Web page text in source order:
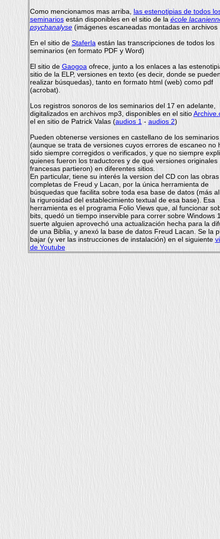
Como mencionamos mas arriba, las estenotipias de todos
seminariosestán disponibles en el sitio de la école
psychanalyse(imágenes escaneadas montadas en archivos
En el sitio de Staferla están las transcripciones de todos los
seminarios (en formato PDF y Word)
El sitio de Gaogoa ofrece, junto a los enlaces a las
sitio de la ELP, versiones en texto (es decir, donde se
realizar búsquedas), tanto en formato html (web) como pdf
(acrobat).
Los registros sonoros de los seminarios del 17 en adelante,
digitalizados en archivos mp3, disponibles en el sitio
el en sitio de Patrick Valas (audios 1 - audios 2)
Pueden obtenerse versiones en castellano de los seminarios
(aunque se trata de versiones cuyos errores de escaneo no
sido siempre corregidos o verificados, y que no siempre
quienes fueron los traductores y de qué versiones originales
francesas partieron) en diferentes sitios.
En particular, tiene su interés la version del CD con las obras
completas de Freud y Lacan, por la única herramienta de
búsquedas que facilita sobre toda esa base de datos (más
la rigurosidad del establecimiento textual de esa base). Esa
herramienta es el programa Folio Views que, al funcionar
bits, quedó un tiempo inservible para correr sobre Windows
suerte alguien aprovechó una actualización hecha para la
de una Biblia, y anexó la base de datos Freud Lacan. Se la
bajar (y ver las instrucciones de instalación) en el siguiente
de Youtube